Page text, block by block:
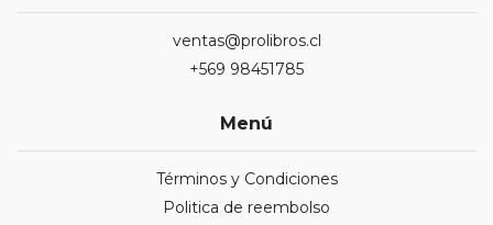
ventas@prolibros.cl
+569 98451785
Menú
Términos y Condiciones
Politica de reembolso